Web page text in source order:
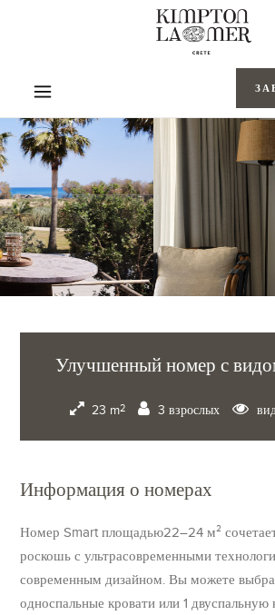
Улучшенный номер с
23 m2 3 взрослых
Информация о номерах
Номер Smart площадью22–24 м²
роскошь с ультрасовременными
современным дизайном. Вы можете
односпальные кровати или 1 двуспальную